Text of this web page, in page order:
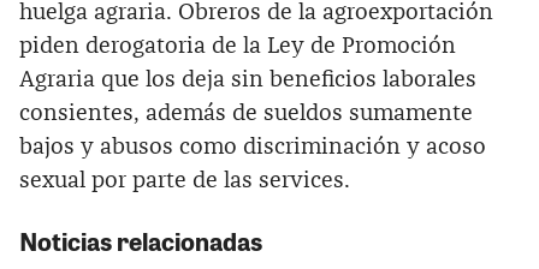
huelga agraria. Obreros de la agroexportación
piden derogatoria de la Ley de Promoción
Agraria que los deja sin beneficios laborales
consientes, además de sueldos sumamente
bajos y abusos como discriminación y acoso
sexual por parte de las services.
Noticias relacionadas